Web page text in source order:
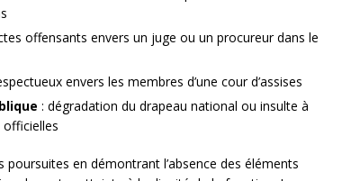
offensants envers un juge ou un procureur dans le
envers les membres d’une cour d’assises
: dégradation du drapeau national ou insulte à
officielles
en démontrant l’absence des éléments